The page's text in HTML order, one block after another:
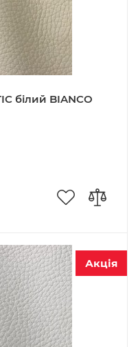
білий BIANCO
Акція